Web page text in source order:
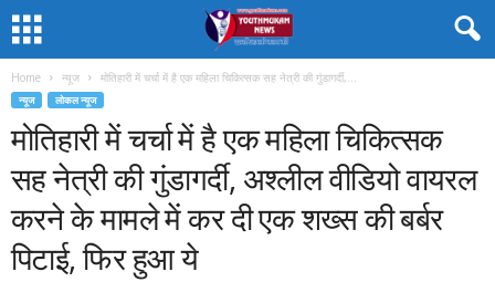
Home न्यूज मोतिहारी में चर्चा में है एक महिला चिकित्सक सह नेत्री की गुंडागर्दी,...
न्यूज लोकल न्यूज
मोतिहारी में चर्चा में है एक महिला चिकित्सक
सह नेत्री की गुंडागर्दी, अश्लील वीडियो वायरल
करने के मामले में कर दी एक शख्स की बर्बर
पिटाई, फिर हुआ ये